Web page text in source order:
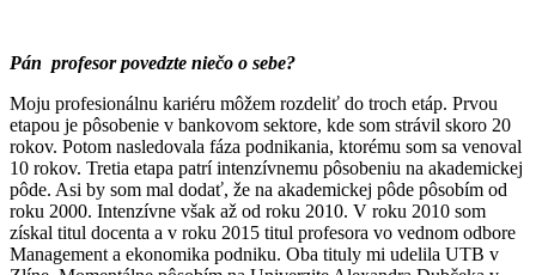
Pán profesor povedzte niečo o sebe?
Moju profesionálnu kariéru môžem rozdeliť do troch etáp. Prvou
etapou je pôsobenie v bankovom sektore, kde som strávil skoro 20
rokov. Potom nasledovala fáza podnikania, ktorému som sa venoval
10 rokov. Tretia etapa patrí intenzívnemu pôsobeniu na akademickej
pôde. Asi by som mal dodať, že na akademickej pôde pôsobím od
roku 2000. Intenzívne však až od roku 2010. V roku 2010 som
získal titul docenta a v roku 2015 titul profesora vo vednom odbore
Management a ekonomika podniku. Oba tituly mi udelila UTB v